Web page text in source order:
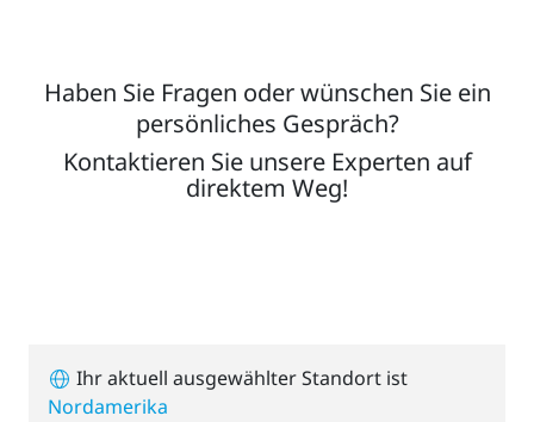
Haben Sie Fragen oder wünschen Sie ein
persönliches Gespräch?
Kontaktieren Sie unsere Experten auf
direktem Weg!
Ihr aktuell ausgewählter Standort ist
Nordamerika